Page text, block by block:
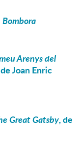
Bombora
Arenys del
Joan Enric
Great Gatsby, de